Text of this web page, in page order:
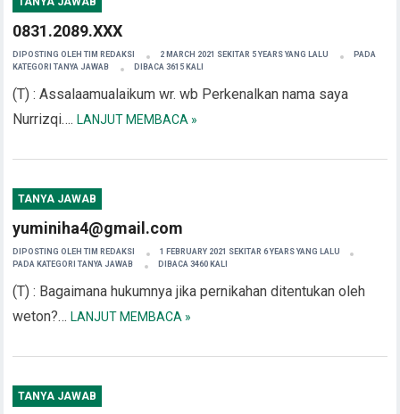
0831.2089.XXX
DIPOSTING OLEHTIM REDAKSI 2 MARCH 2021 SEKITAR 5 YEARS YANG LALU
PADA
KATEGORI TANYA JAWAB DIBACA 3615 KALI
(T) : Assalaamualaikum wr. wb Perkenalkan nama saya
Nurrizqi….LANJUT MEMBACA »
TANYA JAWAB
yuminiha4@gmail.com
DIPOSTING OLEHTIM REDAKSI
1 FEBRUARY 2021 SEKITAR 6 YEARS YANG LALU
PADA KATEGORI TANYA JAWAB DIBACA 3460 KALI
(T) : Bagaimana hukumnya jika pernikahan ditentukan oleh
weton?…LANJUT MEMBACA »
TANYA JAWAB